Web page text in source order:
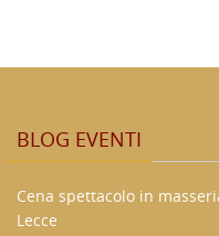
BLOG EVENTI
Cena spettacolo in
Lecce